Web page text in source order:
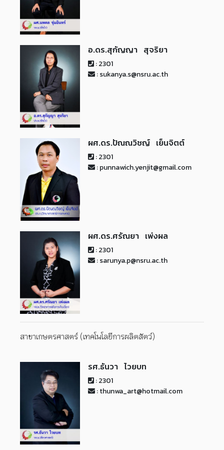
อ.ดร.สุกัญญา สุจริยา
: 2301
: sukanya.s@nsru.ac.th
ผศ.ดร.ปัณณวิชญ์ เย็นจิตต์
: 2301
: punnawich.yenjit@gmail.com
ผศ.ดร.ศรัณยา เพ่งผล
: 2301
: sarunya.p@nsru.ac.th
สาขาเกษตรศาสตร์ (เทคโนโลยีการผลิตสัตว์)
รศ.ธันวา ไวยบท
: 2301
: thunwa_art@hotmail.com